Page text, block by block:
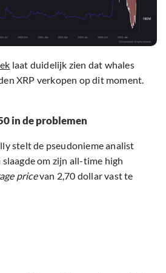
laat duidelijk zien dat whales
XRP verkopen op dit moment.
in de problemen
stelt de pseudonieme analist
om zijn all-time high
pricevan 2,70 dollar vast te